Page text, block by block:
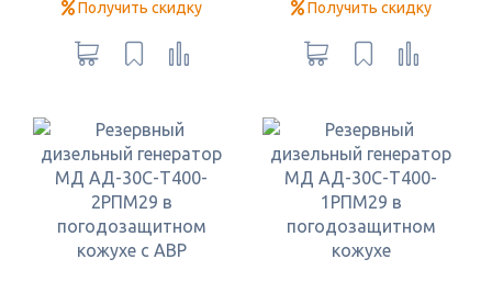
Получить скидку Получить скидку